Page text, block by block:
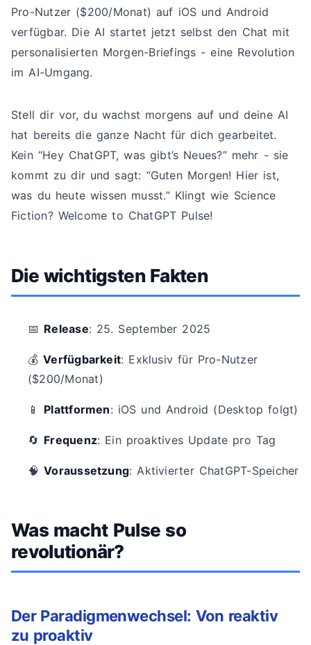
Pro-Nutzer ($200/Monat) auf iOS und Android
verfügbar. Die AI startet jetzt selbst den Chat mit
personalisierten Morgen-Briefings - eine Revolution
im AI-Umgang.
Stell dir vor, du wachst morgens auf und deine AI
hat bereits die ganze Nacht für dich gearbeitet.
Kein “Hey ChatGPT, was gibt’s Neues?” mehr - sie
kommt zu dir und sagt: “Guten Morgen! Hier ist,
was du heute wissen musst.” Klingt wie Science
Fiction? Welcome to ChatGPT Pulse!
Die wichtigsten Fakten
📅 Release: 25. September 2025
💰Verfügbarkeit: Exklusiv für Pro-Nutzer
($200/Monat)
📱 Plattformen: iOS und Android (Desktop folgt)
🔄 Frequenz: Ein proaktives Update pro Tag
🧠Voraussetzung: Aktivierter ChatGPT-Speicher
Was macht Pulse so
revolutionär?
Der Paradigmenwechsel: Von reaktiv
zu proaktiv